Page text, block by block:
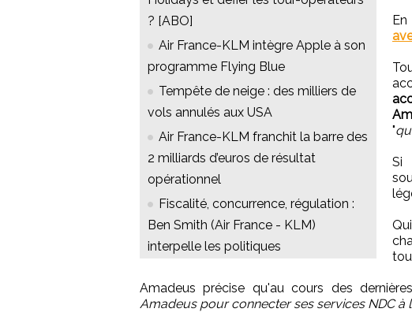
? [ABO]
Air France-KLM intègre Apple à son
programme Flying Blue
Tempête de neige : des milliers de
vols annulés aux USA
Air France-KLM franchit la barre des
2 milliards d’euros de résultat
opérationnel
Fiscalité, concurrence, régulation :
Ben Smith (Air France - KLM)
interpelle les politiques
"
Si
Amadeus précise qu'au cours des
Amadeus pour connecter ses services NDC à